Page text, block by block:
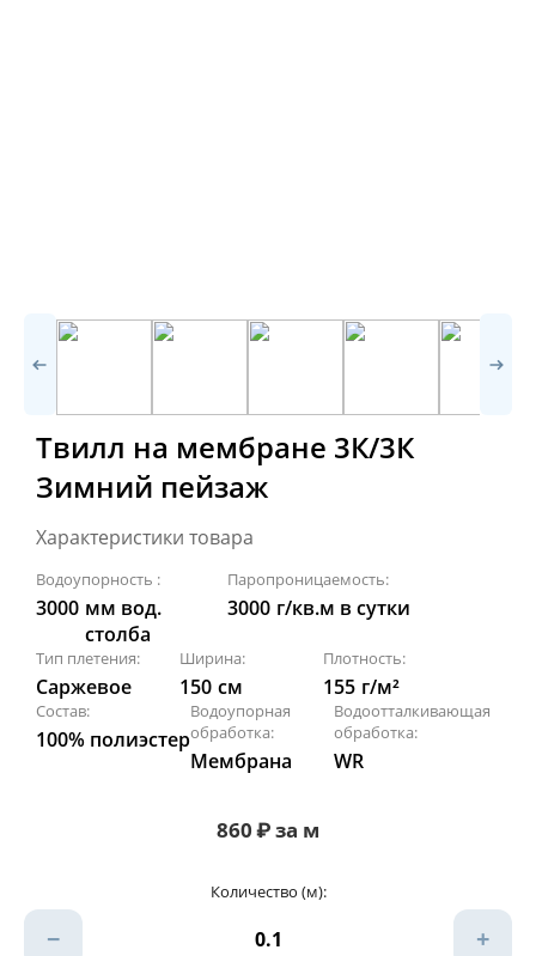
Твилл на мембране 3К/3К
Зимний пейзаж
Характеристики товара
Водоупорность :
3000 мм вод.
столба
Паропроницаемость:
3000 г/кв.м в сутки
Тип плетения:
Саржевое
Ширина:
150 см
Плотность:
155 г/м²
Состав:
100% полиэстер
Водоупорная
обработка:
Мембрана
Водоотталкивающая
обработка:
WR
860₽за м
Количество (м):
− +